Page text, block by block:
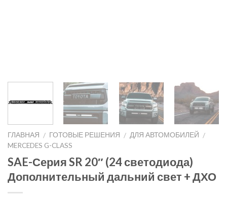
ГЛАВНАЯ / ГОТОВЫЕ РЕШЕНИЯ / ДЛЯ АВТОМОБИЛЕЙ /
MERCEDES G-CLASS
SAE-Серия SR 20″ (24 светодиода)
Дополнительный дальний свет + ДХО